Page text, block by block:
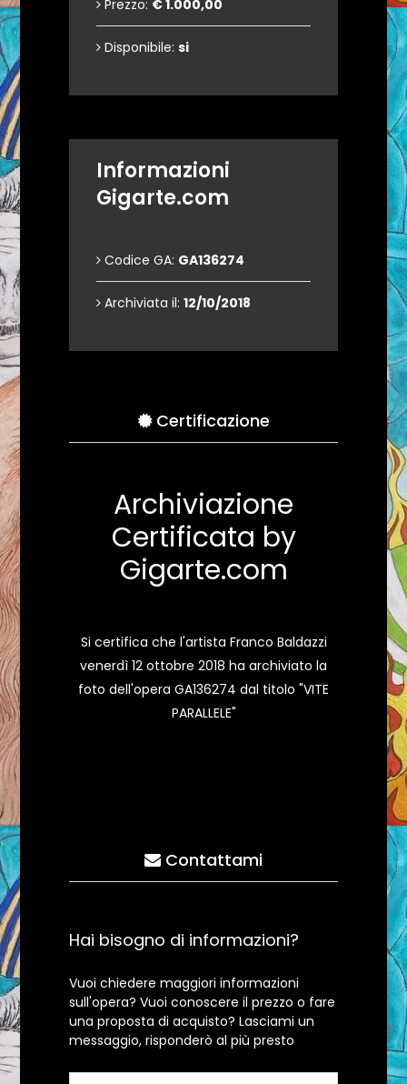
Prezzo: € 1.000,00
Disponibile: si
Informazioni
Gigarte.com
Codice GA: GA136274
Archiviata il: 12/10/2018
Certificazione
Archiviazione
Certificata by
Gigarte.com
Si certifica che l'artista Franco Baldazzi
venerdì 12 ottobre 2018 ha archiviato la
foto dell'opera GA136274 dal titolo "VITE
PARALLELE"
Contattami
Hai bisogno di informazioni?
Vuoi chiedere maggiori informazioni
sull'opera? Vuoi conoscere il prezzo o fare
una proposta di acquisto? Lasciami un
messaggio, risponderò al più presto